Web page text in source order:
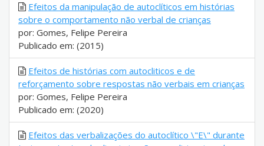
Efeitos da manipulação de autoclíticos em histórias
sobre o comportamento não verbal de crianças
por: Gomes, Felipe Pereira
Publicado em: (2015)
Efeitos de histórias com autocliticos e de
reforçamento sobre respostas não verbais em crianças
por: Gomes, Felipe Pereira
Publicado em: (2020)
Efeitos das verbalizações do autoclítico \"E\" durante